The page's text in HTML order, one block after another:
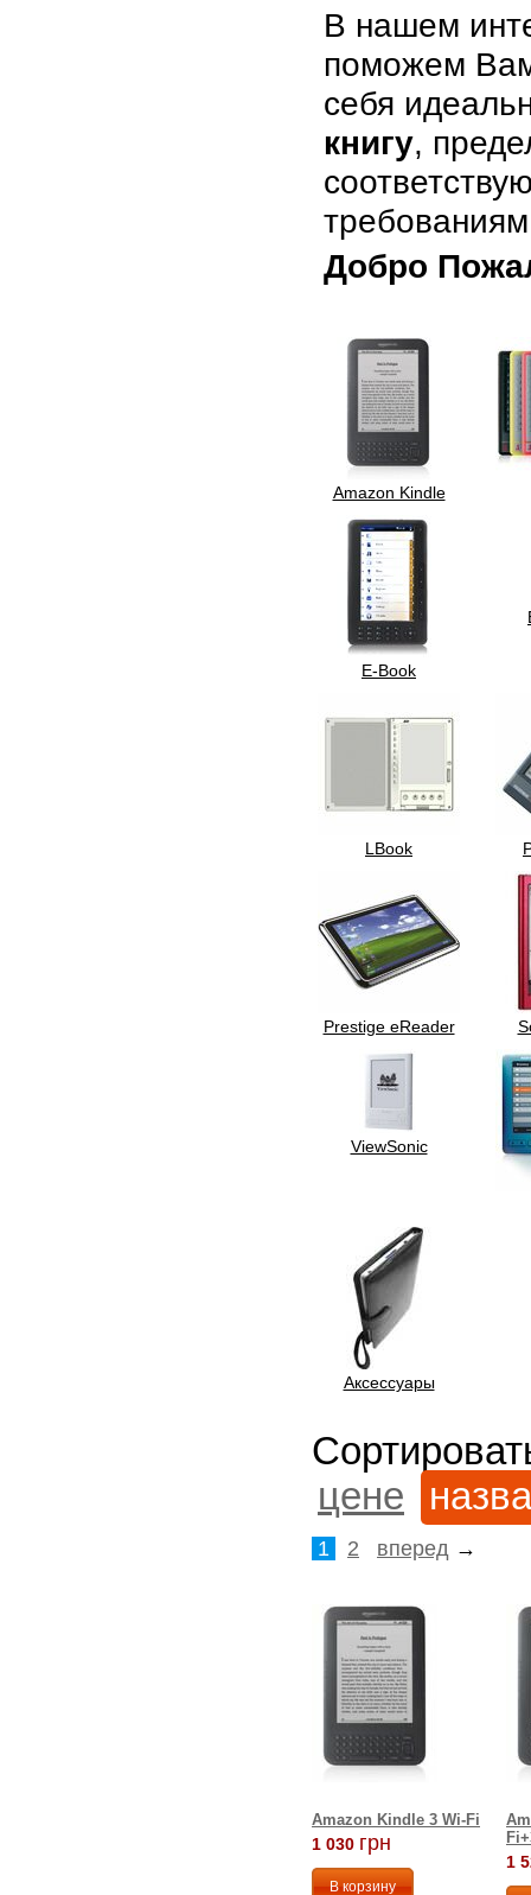
В нашем
поможем
себя
книгу,
Добро
Amazon Kindle
E-Book
LBook
Prestige eReader
ViewSonic
Аксессуары
цене
1 2 вперед →
Amazon Kindle 3 Wi-Fi
1 030 грн
1